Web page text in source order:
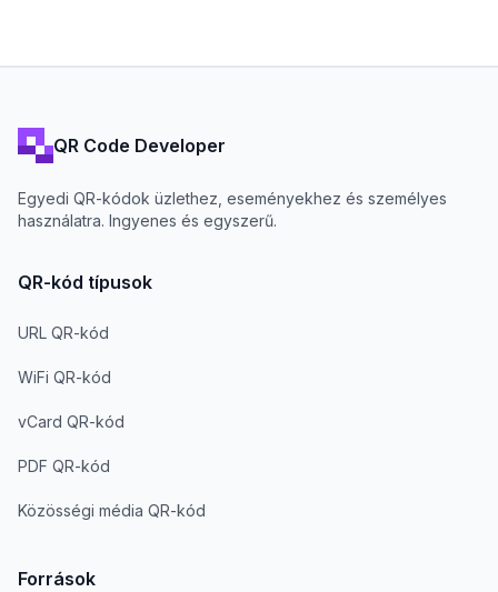
QR Code Developer
Egyedi QR-kódok üzlethez, eseményekhez és személyes
használatra. Ingyenes és egyszerű.
QR-kód típusok
URL QR-kód
WiFi QR-kód
vCard QR-kód
PDF QR-kód
Közösségi média QR-kód
Források